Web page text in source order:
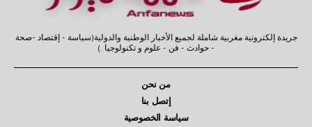
جريدة إلكترونية مغربية شاملة لجميع الأخبار الوطنية والدولية(سياسة - إقتصاد -صحة
- حوادث - فن - علوم و تكنولوجيا .)
من نحن
إتصل بنا
سياسة الخصوصية